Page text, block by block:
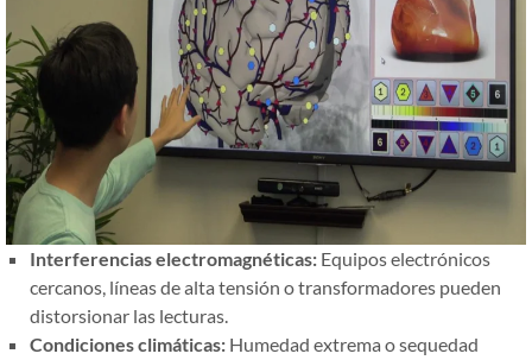
Interferencias electromagnéticas: Equipos electrónicos
cercanos, líneas de alta tensión o transformadores pueden
distorsionar las lecturas.
Condiciones climáticas: Humedad extrema o sequedad